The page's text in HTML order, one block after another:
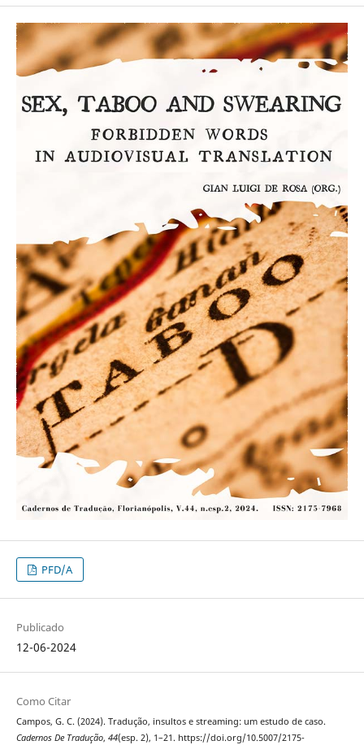
PFD/A
Publicado
12-06-2024
Como Citar
Campos, G. C. (2024). Tradução, insultos e streaming: um estudo de caso.
Cadernos De Tradução, 44(esp. 2), 1–21. https://doi.org/10.5007/2175-